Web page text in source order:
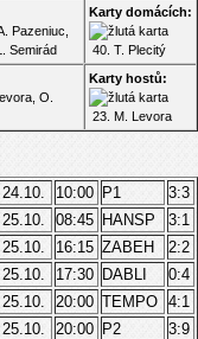
Pazeniuc,
Semirád
Karty domácích:
40. T. Plecitý
O.
Karty hostů:
23. M. Levora
10:00 P1
3:3
25.10. 08:45 HANSP
3:1
25.10. 16:15 ZABEH
2:2
25.10. 17:30 DABLI
0:4
25.10. 20:00 TEMPO 4:1
25.10. 20:00 P2 3:9